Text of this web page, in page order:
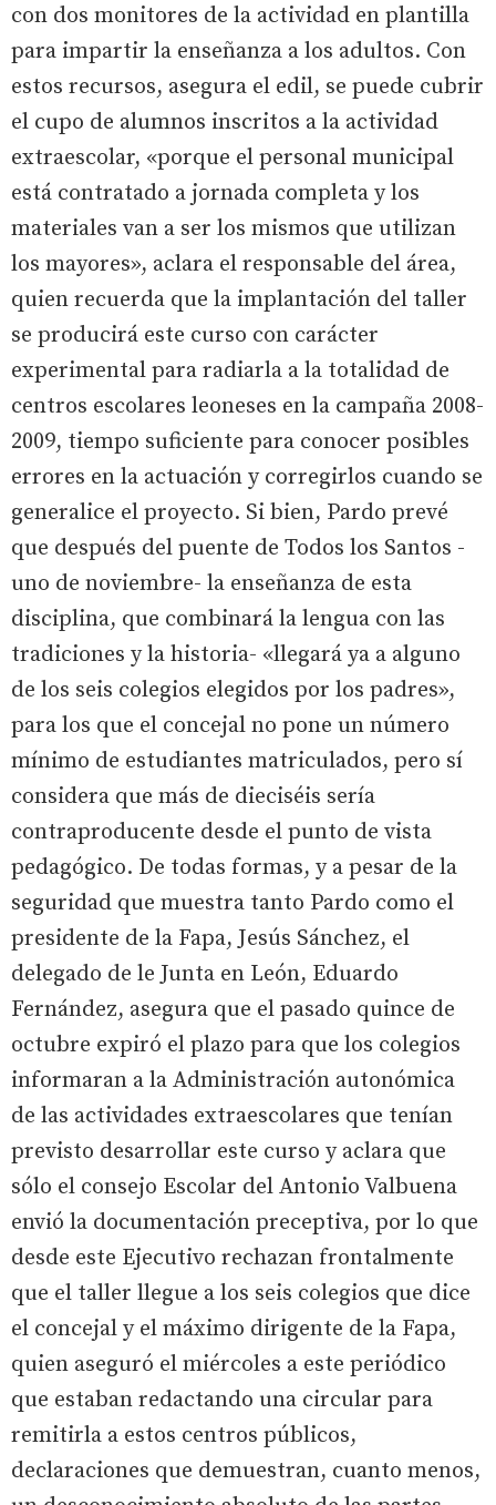
con dos monitores de la actividad en plantilla
para impartir la enseñanza a los adultos. Con
estos recursos, asegura el edil, se puede cubrir
el cupo de alumnos inscritos a la actividad
extraescolar, «porque el personal municipal
está contratado a jornada completa y los
materiales van a ser los mismos que utilizan
los mayores», aclara el responsable del área,
quien recuerda que la implantación del taller
se producirá este curso con carácter
experimental para radiarla a la totalidad de
centros escolares leoneses en la campaña 2008-
2009, tiempo suficiente para conocer posibles
errores en la actuación y corregirlos cuando se
generalice el proyecto. Si bien, Pardo prevé
que después del puente de Todos los Santos -
uno de noviembre- la enseñanza de esta
disciplina, que combinará la lengua con las
tradiciones y la historia- «llegará ya a alguno
de los seis colegios elegidos por los padres»,
para los que el concejal no pone un número
mínimo de estudiantes matriculados, pero sí
considera que más de dieciséis sería
contraproducente desde el punto de vista
pedagógico. De todas formas, y a pesar de la
seguridad que muestra tanto Pardo como el
presidente de la Fapa, Jesús Sánchez, el
delegado de le Junta en León, Eduardo
Fernández, asegura que el pasado quince de
octubre expiró el plazo para que los colegios
informaran a la Administración autonómica
de las actividades extraescolares que tenían
previsto desarrollar este curso y aclara que
sólo el consejo Escolar del Antonio Valbuena
envió la documentación preceptiva, por lo que
desde este Ejecutivo rechazan frontalmente
que el taller llegue a los seis colegios que dice
el concejal y el máximo dirigente de la Fapa,
quien aseguró el miércoles a este periódico
que estaban redactando una circular para
remitirla a estos centros públicos,
declaraciones que demuestran, cuanto menos,